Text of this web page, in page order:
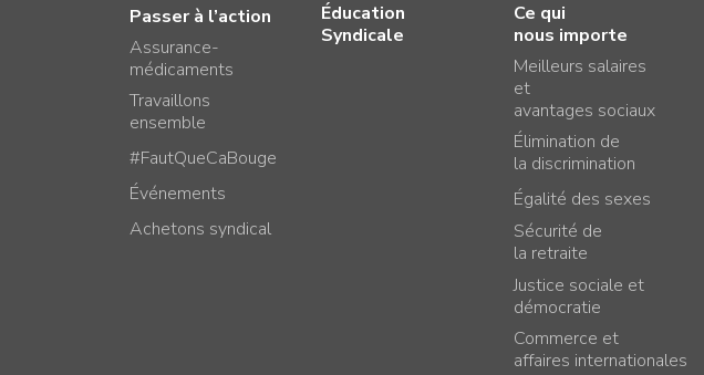
Passer à l’action
Assurance-
médicaments
Travaillons
ensemble
#FautQueCaBouge
Événements
Achetons syndical
Éducation
Syndicale
Ce qui
nous importe
Meilleurs salaires
et
avantages sociaux
Élimination de
la discrimination
Égalité des sexes
Sécurité de
la retraite
Justice sociale et
démocratie
Commerce et
affaires internationales